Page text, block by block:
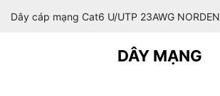
Dây cáp mạng Cat6 U/UTP 23AWG NORDEN
DÂY MẠNG